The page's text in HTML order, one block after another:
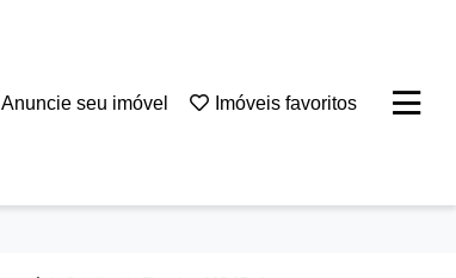
Anuncie seu imóvel Imóveis favoritos